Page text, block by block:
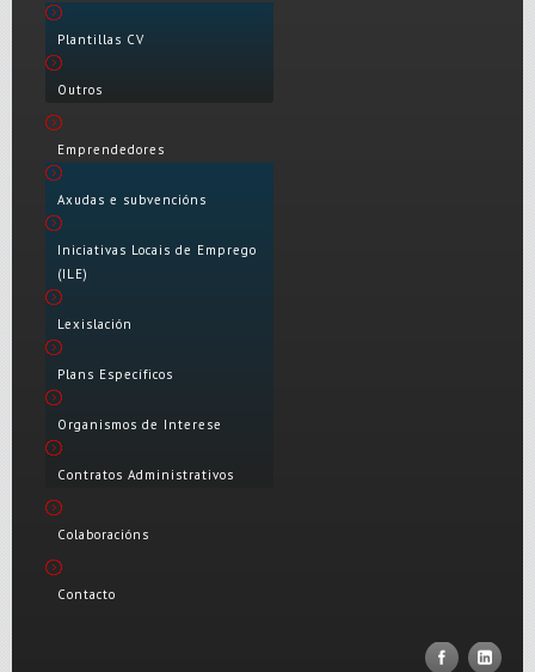
Plantillas CV
Outros
Emprendedores
Axudas e subvencións
Iniciativas Locais de Emprego
(ILE)
Lexislación
Plans Específicos
Organismos de Interese
Contratos Administrativos
Colaboracións
Contacto